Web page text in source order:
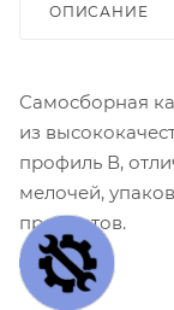
ОПИСАНИЕ
Самосборная
из
профиль В,
мелочей,
предметов.